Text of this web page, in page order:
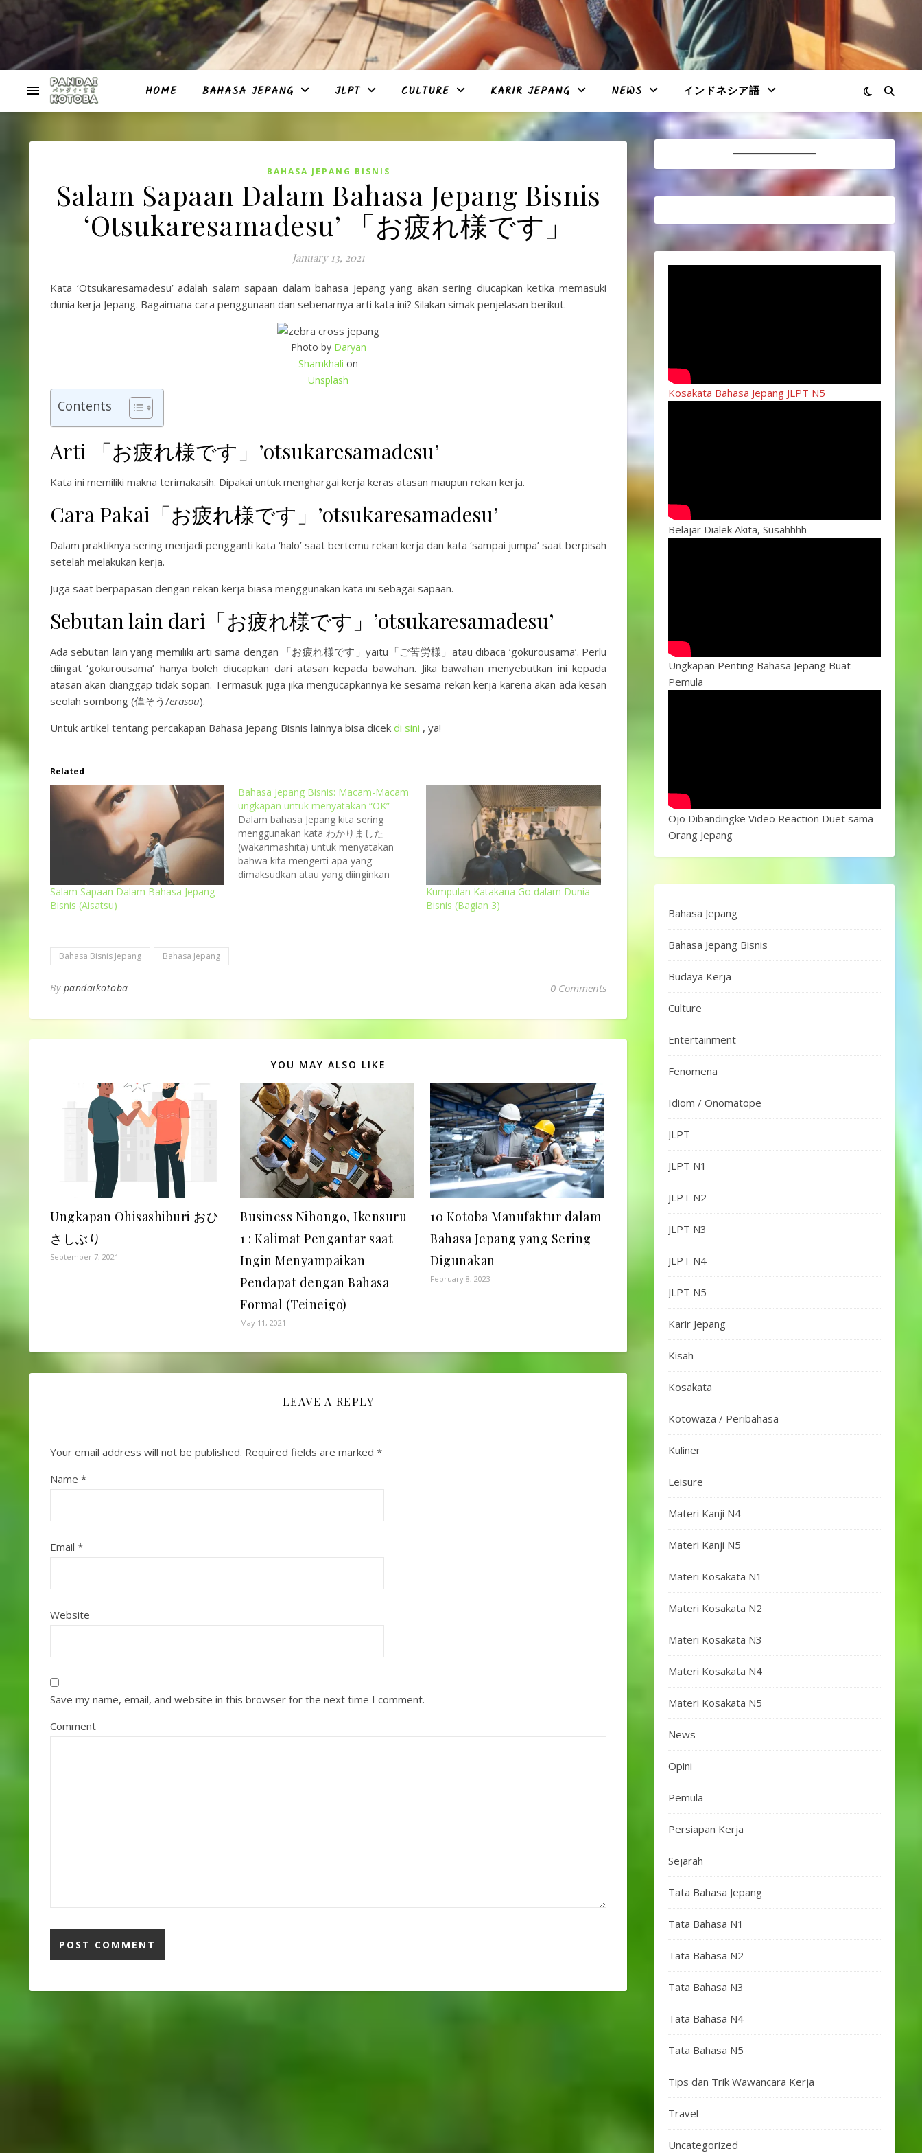
HOME BAHASA JEPANG JLPT CULTURE KARIR JEPANG NEWS インドネシア語
BAHASA JEPANG BISNIS
Salam Sapaan Dalam Bahasa Jepang Bisnis
‘Otsukaresamadesu’ 「お疲れ様です」
January 13, 2021
Kata ‘Otsukaresamadesu’ adalah salam sapaan dalam bahasa Jepang yang akan sering diucapkan ketika memasuki
dunia kerja Jepang. Bagaimana cara penggunaan dan sebenarnya arti kata ini? Silakan simak penjelasan berikut.
Photo by Daryan
Shamkhali on
Unsplash
Contents
Arti 「お疲れ様です」’otsukaresamadesu’
Kata ini memiliki makna terimakasih. Dipakai untuk menghargai kerja keras atasan maupun rekan kerja.
Cara Pakai「お疲れ様です」’otsukaresamadesu’
Dalam praktiknya sering menjadi pengganti kata ‘halo’ saat bertemu rekan kerja dan kata ‘sampai jumpa’ saat berpisah
setelah melakukan kerja.
Juga saat berpapasan dengan rekan kerja biasa menggunakan kata ini sebagai sapaan.
Sebutan lain dari「お疲れ様です」’otsukaresamadesu’
Ada sebutan lain yang memiliki arti sama dengan 「お疲れ様です」yaitu「ご苦労様」atau dibaca ‘gokurousama’. Perlu
diingat ‘gokurousama’ hanya boleh diucapkan dari atasan kepada bawahan. Jika bawahan menyebutkan ini kepada
atasan akan dianggap tidak sopan. Termasuk juga jika mengucapkannya ke sesama rekan kerja karena akan ada kesan
seolah sombong (偉そう/erasou).
Untuk artikel tentang percakapan Bahasa Jepang Bisnis lainnya bisa dicek di sini , ya!
Related
Salam Sapaan Dalam Bahasa Jepang
Bisnis (Aisatsu)
Bahasa Jepang Bisnis: Macam-Macam
ungkapan untuk menyatakan “OK”
Dalam bahasa Jepang kita sering
menggunakan kata わかりました
(wakarimashita) untuk menyatakan
bahwa kita mengerti apa yang
dimaksudkan atau yang diinginkan
Kumpulan Katakana Go dalam Dunia
Bisnis (Bagian 3)
Bahasa Bisnis Jepang Bahasa Jepang
By pandaikotoba 0 Comments
YOU MAY ALSO LIKE
Ungkapan Ohisashiburi おひ
さしぶり
September 7, 2021
Business Nihongo, Ikensuru
1 : Kalimat Pengantar saat
Ingin Menyampaikan
Pendapat dengan Bahasa
Formal (Teineigo)
May 11, 2021
10 Kotoba Manufaktur dalam
Bahasa Jepang yang Sering
Digunakan
February 8, 2023
LEAVE A REPLY
Your email address will not be published. Required fields are marked *
Name *
Email *
Website
Save my name, email, and website in this browser for the next time I comment.
Comment
Kosakata Bahasa Jepang JLPT N5
Belajar Dialek Akita, Susahhhh
Ungkapan Penting Bahasa Jepang Buat
Pemula
Ojo Dibandingke Video Reaction Duet sama
Orang Jepang
Bahasa Jepang
Bahasa Jepang Bisnis
Budaya Kerja
Culture
Entertainment
Fenomena
Idiom / Onomatope
JLPT
JLPT N1
JLPT N2
JLPT N3
JLPT N4
JLPT N5
Karir Jepang
Kisah
Kosakata
Kotowaza / Peribahasa
Kuliner
Leisure
Materi Kanji N4
Materi Kanji N5
Materi Kosakata N1
Materi Kosakata N2
Materi Kosakata N3
Materi Kosakata N4
Materi Kosakata N5
News
Opini
Pemula
Persiapan Kerja
Sejarah
Tata Bahasa Jepang
Tata Bahasa N1
Tata Bahasa N2
Tata Bahasa N3
Tata Bahasa N4
Tata Bahasa N5
Tips dan Trik Wawancara Kerja
Travel
Uncategorized